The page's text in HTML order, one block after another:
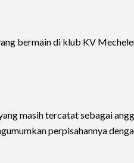
bermain di klub KV
masih tercatat sebagai
perpisahannya